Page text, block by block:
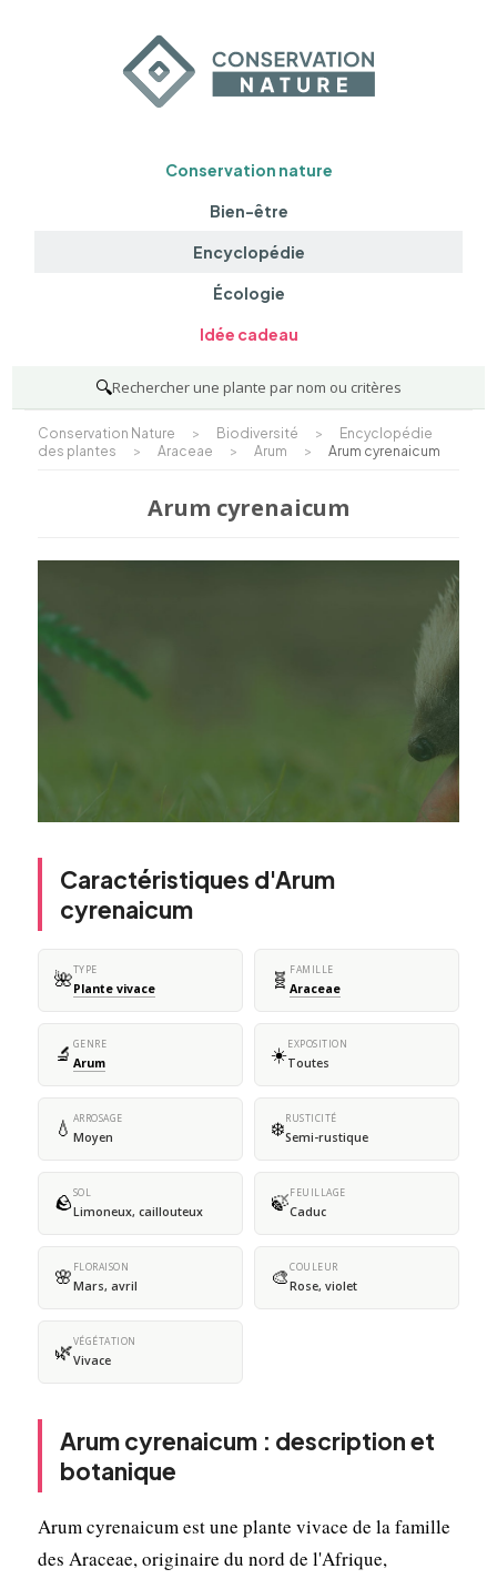
Conservation nature
Bien-être
Encyclopédie
Écologie
Idée cadeau
🔍Rechercher une plante par nom ou critères
Conservation Nature > Biodiversité >
Encyclopédie
des plantes
> Araceae > Arum > Arum cyrenaicum
Arum cyrenaicum
Caractéristiques d'Arum
cyrenaicum
🌺TYPE
Plante vivace 🧬 FAMILLE
Araceae
🔬 GENRE
Arum ☀️EXPOSITION
Toutes
💧 ARROSAGE
Moyen ❄️RUSTICITÉ
Semi-rustique
🪨SOL
Limoneux, caillouteux 🍃FEUILLAGE
Caduc
🌸 FLORAISON
Mars, avril 🎨COULEUR
Rose, violet
🌿VÉGÉTATION
Vivace
Arum cyrenaicum : description et
botanique
Arum cyrenaicum est une plante vivace de la famille
des Araceae, originaire du nord de l'Afrique,